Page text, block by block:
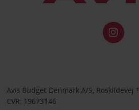
Avis Budget Denmark A/S, Roskildevej
CVR: 19673146